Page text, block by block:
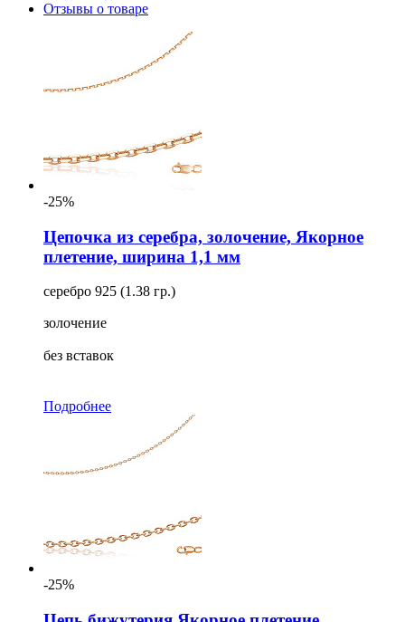
Отзывы о товаре
-25%
Цепочка из серебра, золочение, Якорное
плетение, ширина 1,1 мм
серебро 925 (1.38 гр.)
золочение
без вставок
Подробнее
-25%